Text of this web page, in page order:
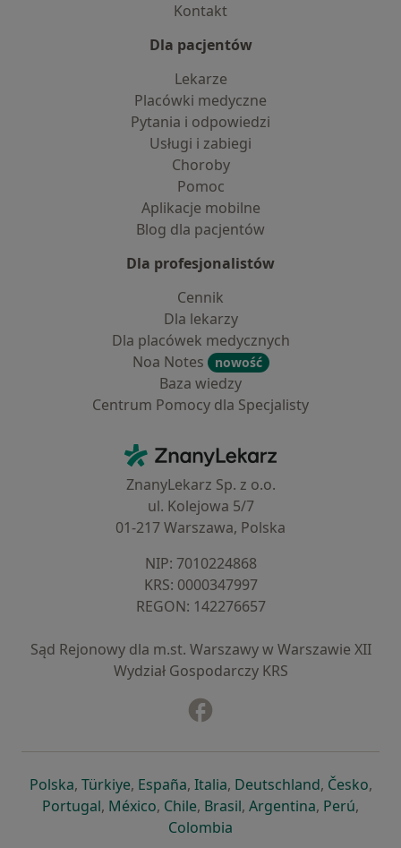
Kontakt
Dla pacjentów
Lekarze
Placówki medyczne
Pytania i odpowiedzi
Usługi i zabiegi
Choroby
Pomoc
Aplikacje mobilne
Blog dla pacjentów
Dla profesjonalistów
Cennik
Dla lekarzy
Dla placówek medycznych
Noa Notes
nowość
Baza wiedzy
Centrum Pomocy dla Specjalisty
ZnanyLekarz - Strona główna
ZnanyLekarz Sp. z o.o.
ul. Kolejowa 5/7
01-217 Warszawa, Polska
NIP: ⁠7010224868
KRS: ⁠0000347997
REGON: ⁠142276657
Sąd Rejonowy dla m.st. Warszawy w Warszawie XII
Wydział Gospodarczy KRS
Polskaotwiera się w nowej karcie
, Türkiyeotwiera się w nowej karcie
, Españaotwiera się w nowej karcie
, Italiaotwiera się w nowej
, Deutschlandotwiera się
, Česko,
Portugalotwiera się w nowej karcie
, Méxicootwiera się w nowej karcie
, Chileotwiera się w nowej karcie
, Brasilotwiera się w nowej
, Argentinaotwiera się
, Perú,
Colombia